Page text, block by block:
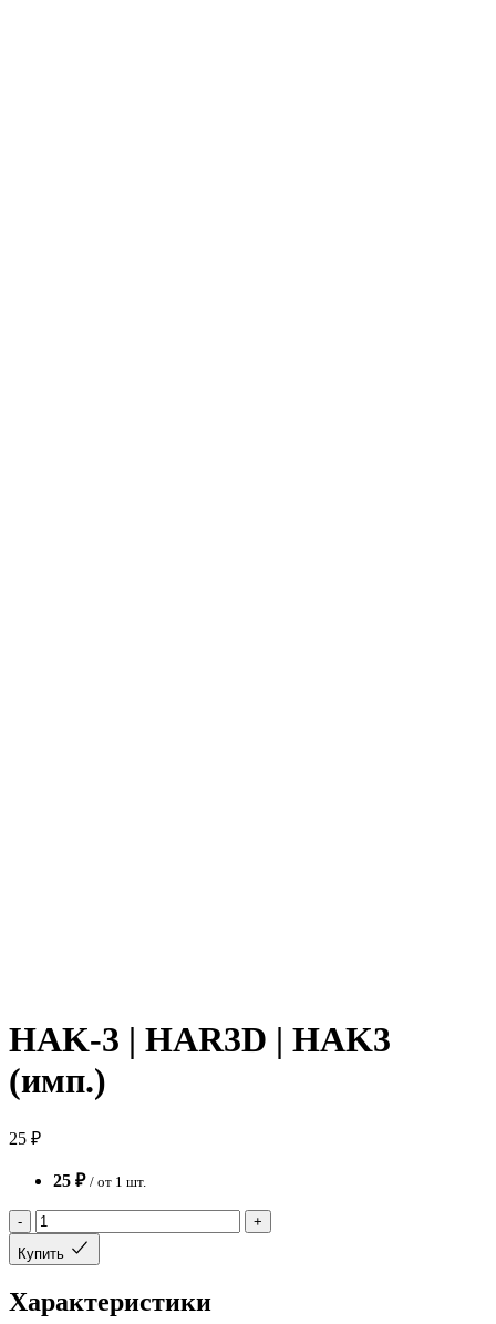
HAK-3 | HAR3D | HAK3
(имп.)
25 ₽
25 ₽ / от 1 шт.
-
+
Купить
Характеристики